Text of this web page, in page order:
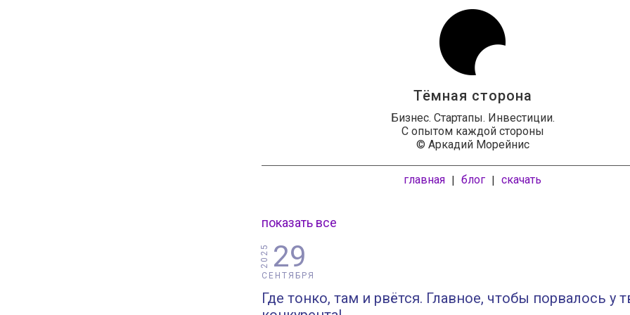
Тёмная сторона
Бизнес. Стартапы. Инвестиции.
С опытом каждой стороны
© Аркадий Морейнис
главная | блог | скачать
показать все
29
СЕНТЯБРЯ
2025
Где тонко, там и рвётся. Главное, чтобы порвалось у